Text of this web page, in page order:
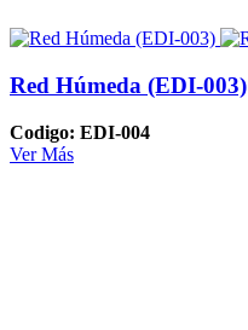
Red Húmeda (EDI-003)
Codigo: EDI-004
Ver Más